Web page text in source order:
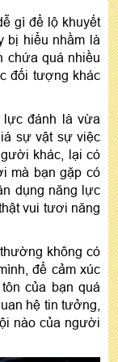
gì để lộ khuyết
bị hiểu nhầm là
chứa quá nhiều
đối tượng khác
lực đánh là vừa
sự vật sự việc
khác, lại có
mà bạn gặp có
dụng năng lực
vui tươi năng
không có
để cảm xúc
của bạn quá
hệ tin tưởng,
nào của người